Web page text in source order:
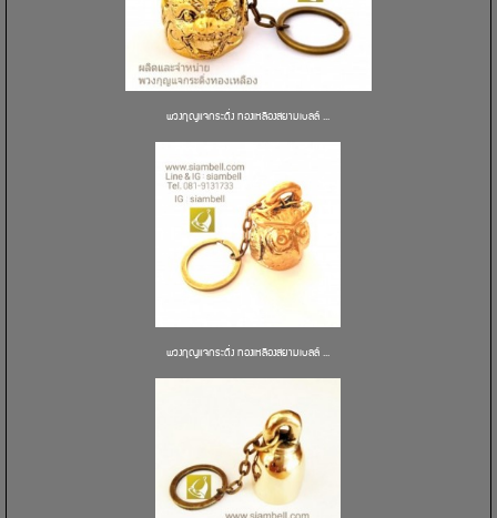
พวงกุญแจกระดิ่ง ทองเหลืองสยามเบลล์ ...
พวงกุญแจกระดิ่ง ทองเหลืองสยามเบลล์ ...